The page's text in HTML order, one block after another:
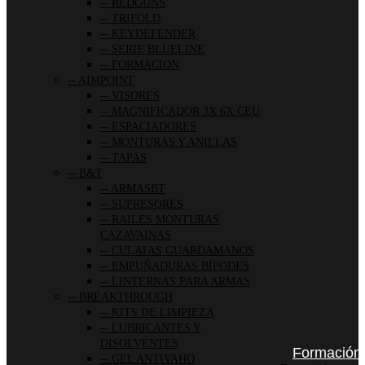
REDGUNS
TRIFOLD
KEYDEFENDER
SERIE BLUELINE
FORMACION
AIMPOINT
VISORES
MAGNIFICADOR 3X 6X CEU
ESPACIADORES
MONTURAS Y ANILLAS
TAPAS
B&T
ARMASBT
SUPRESORES
RAILES MONTURAS
CAZAVAINAS
CULATAS GUARDAMANOS
EMPUÑADURAS BÍPODES
LINTERNAS PARA ARMAS
BREAKTHROUGH
KITS DE LIMPIEZA
LUBRICANTES Y
DISOLVENTES
GEL ANTIVAHO
Formación